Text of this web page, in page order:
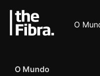
O
O Mundo